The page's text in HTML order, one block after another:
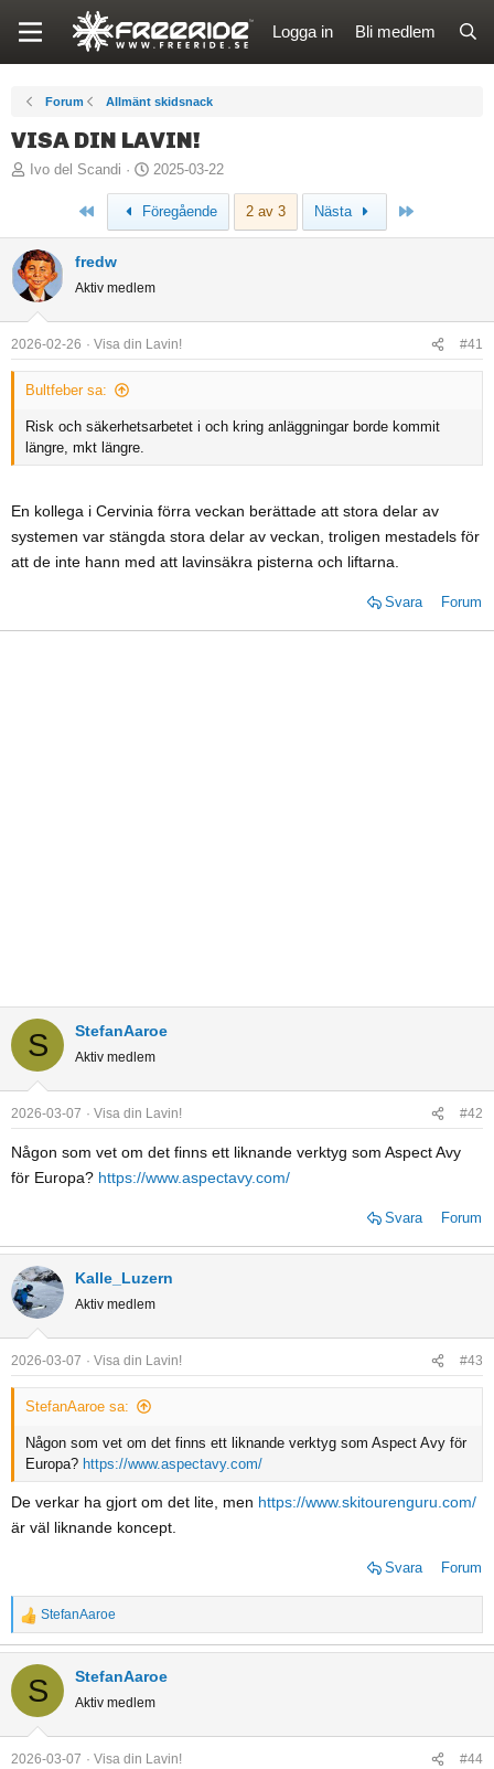
Logga in Bli medlem
Forum Allmänt skidsnack
VISA DIN LAVIN!
T
d
s
t
a
r
t
a
e
Ivo del Scandi
S
t
a
r
d
t
u
2025-03-22
Först Föregående 2 av 3 Nästa
fredw
Aktiv medlem
2026-02-26 Visa din Lavin! #41
Bultfeber sa:
Risk och säkerhetsarbetet i och kring anläggningar borde kommit
längre, mkt längre.
En kollega i Cervinia förra veckan berättade att stora delar av
systemen var stängda stora delar av veckan, troligen mestadels för
att de inte hann med att lavinsäkra pisterna och liftarna.
Svara Forum
S StefanAaroe
Aktiv medlem
2026-03-07 Visa din Lavin! #42
Någon som vet om det finns ett liknande verktyg som Aspect Avy
för Europa? https://www.aspectavy.com/
Svara Forum
Kalle_Luzern
Aktiv medlem
2026-03-07 Visa din Lavin! #43
StefanAaroe sa:
Någon som vet om det finns ett liknande verktyg som Aspect Avy för
Europa? https://www.aspectavy.com/
De verkar ha gjort om det lite, men https://www.skitourenguru.com/
är väl liknande koncept.
Svara Forum
R
e
a
t
i
o
StefanAaroe
S StefanAaroe
Aktiv medlem
2026-03-07 Visa din Lavin! #44